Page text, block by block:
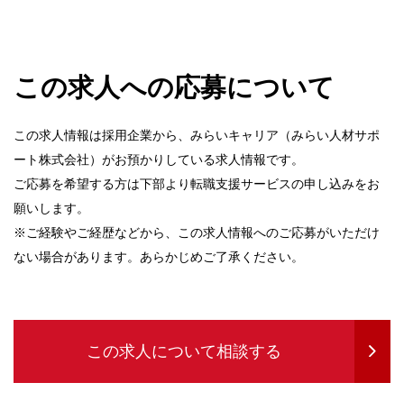
この求人への応募について
この求人情報は採用企業から、みらいキャリア（みらい人材サポ
ート株式会社）がお預かりしている求人情報です。
ご応募を希望する方は下部より転職支援サービスの申し込みをお
願いします。
※ご経験やご経歴などから、この求人情報へのご応募がいただけ
ない場合があります。あらかじめご了承ください。
この求人について相談する